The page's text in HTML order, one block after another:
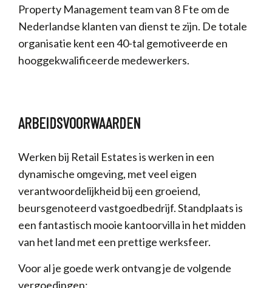
Property Management team van 8 Fte om de
Nederlandse klanten van dienst te zijn. De totale
organisatie kent een 40-tal gemotiveerde en
hooggekwalificeerde medewerkers.
ARBEIDSVOORWAARDEN
Werken bij Retail Estates is werken in een
dynamische omgeving, met veel eigen
verantwoordelijkheid bij een groeiend,
beursgenoteerd vastgoedbedrijf. Standplaats is
een fantastisch mooie kantoorvilla in het midden
van het land met een prettige werksfeer.
Voor al je goede werk ontvang je de volgende
vergoedingen: